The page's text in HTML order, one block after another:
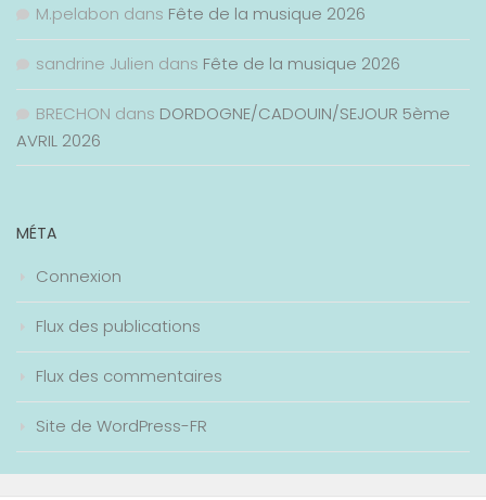
M.pelabon dans Fête de la musique 2026
sandrine Julien dans Fête de la musique 2026
BRECHON dans DORDOGNE/CADOUIN/SEJOUR 5ème
AVRIL 2026
MÉTA
Connexion
Flux des publications
Flux des commentaires
Site de WordPress-FR